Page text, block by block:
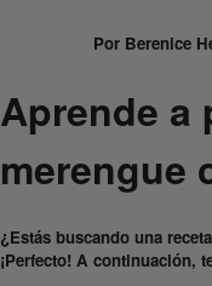
Por Berenice
Aprende a
merengue
¿Estás buscando una
¡Perfecto! A continuación,